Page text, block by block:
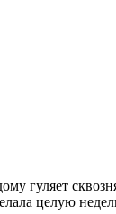
гуляет
целую